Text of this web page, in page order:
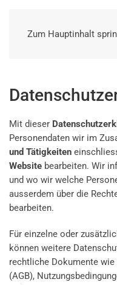
Zum Hauptinhalt
Mit dieser
Personendaten wir im
und Tätigkeiten
Website bearbeiten. Wir
und wo wir welche
ausserdem über die
bearbeiten.
Für einzelne oder
können weitere
rechtliche Dokumente
(AGB),